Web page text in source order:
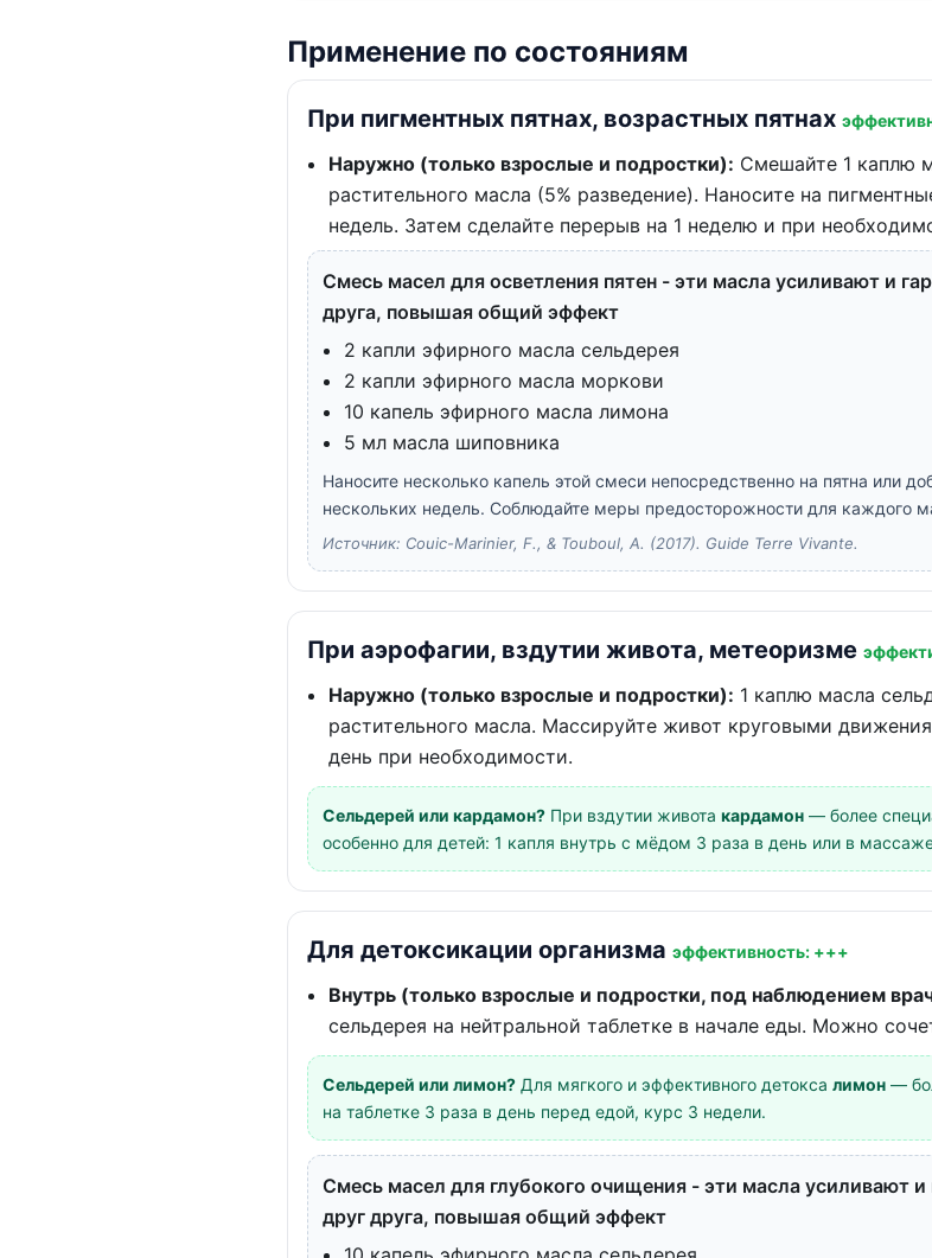
Применение по состояниям
При пигментных пятнах, возрастных пятнах
Наружно (только взрослые и подростки): Смешайте 1 каплю
растительного масла (5% разведение). Наносите на
недель. Затем сделайте перерыв на 1 неделю и при
Смесь масел для осветления пятен - эти масла усиливают и
друга, повышая общий эффект
2 капли эфирного масла сельдерея
2 капли эфирного масла моркови
10 капель эфирного масла лимона
5 мл масла шиповника
Наносите несколько капель этой смеси непосредственно на пятна или
нескольких недель. Соблюдайте меры предосторожности для каждого
Источник: Couic-Marinier, F., & Touboul, A. (2017). Guide Terre Vivante.
При аэрофагии, вздутии живота, метеоризме
Наружно (только взрослые и подростки): 1 каплю масла
растительного масла. Массируйте живот круговыми
день при необходимости.
Сельдерей или кардамон? При вздутии живота кардамон — более
особенно для детей: 1 капля внутрь с мёдом 3 раза в день или в
Для детоксикации организма эффективность: +++
Внутрь (только взрослые и подростки, под наблюдением
сельдерея на нейтральной таблетке в начале еды. Можно
Сельдерей или лимон? Для мягкого и эффективного детокса лимон —
на таблетке 3 раза в день перед едой, курс 3 недели.
Смесь масел для глубокого очищения - эти масла усиливают
друг друга, повышая общий эффект